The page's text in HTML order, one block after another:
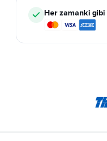
Her zamanki gibi